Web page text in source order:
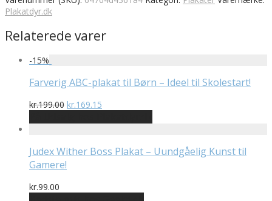
Plakatdyr.dk
Relaterede varer
-15%
Farverig ABC-plakat til Børn – Ideel til Skolestart!
kr.199.00 Den
pris
kr.199.00.
kr.169.15
pris
kr.169.15.
Judex Wither Boss Plakat – Uundgåelig Kunst til
Gamere!
kr.99.00